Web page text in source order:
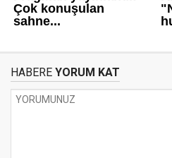
HABERE YORUM KAT